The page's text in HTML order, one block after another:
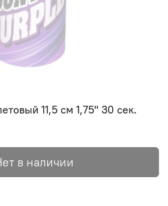
11,5 см 1,75" 30 сек.
в наличии